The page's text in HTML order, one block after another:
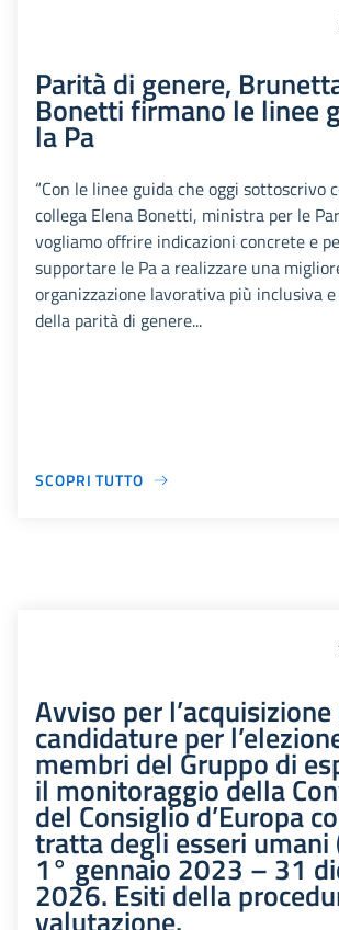
Parità di genere,
Bonetti firmano le linee
la Pa
“Con le linee guida che oggi sottoscrivo
collega Elena Bonetti, ministra per le
vogliamo offrire indicazioni concrete e
supportare le Pa a realizzare una
organizzazione lavorativa più inclusiva
della parità di genere...
SCOPRI TUTTO
Avviso per
candidature per
membri del Gruppo di
il monitoraggio della
del Consiglio d’Europa
tratta degli esseri umani
1° gennaio 2023 – 31
2026. Esiti della
valutazione.